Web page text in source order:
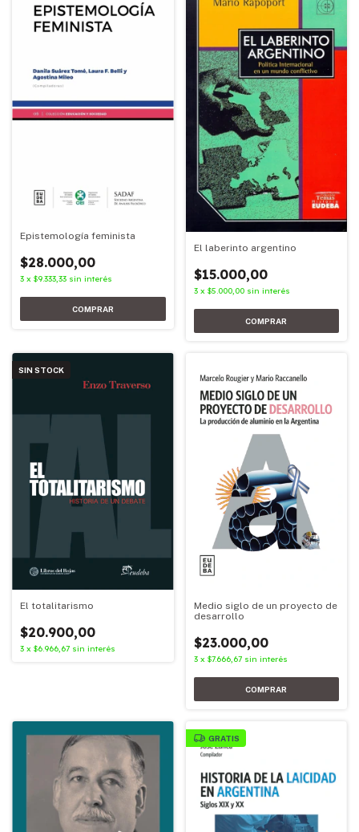
Epistemología feminista
$28.000,00
3 x $9.333,33 sin interés
El laberinto argentino
$15.000,00
3 x $5.000,00 sin interés
SIN STOCK
El totalitarismo
$20.900,00
3 x $6.966,67 sin interés
Medio siglo de un proyecto de
desarrollo
$23.000,00
3 x $7.666,67 sin interés
GRATIS